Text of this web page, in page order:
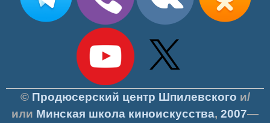
© Продюсерский центр Шпилевского и/
или Минская школа киноискусства, 2007—